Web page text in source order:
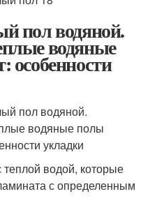
пол водяной.
водяные
особенности
водой, которые
с определенным